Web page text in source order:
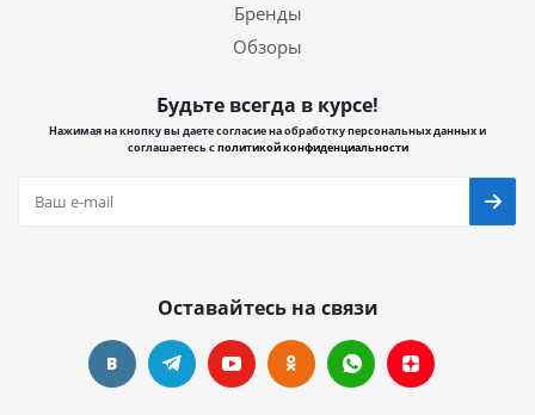
Бренды
Обзоры
Будьте всегда в курсе!
Нажимая на кнопку вы даете согласие на обработку персональных данных и
соглашаетесь сполитикой конфиденциальности
Оставайтесь на связи